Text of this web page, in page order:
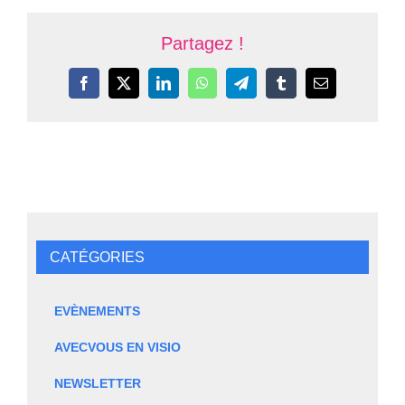
Partagez !
Facebook
X LinkedInWhatsAppTelegramTumblrEmail
CATÉGORIES
EVÈNEMENTS
AVECVOUS EN VISIO
NEWSLETTER